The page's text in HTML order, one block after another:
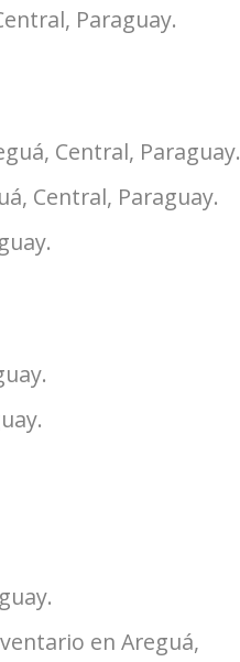
Paraguay.
Central, Paraguay.
Central, Paraguay.
en Areguá,